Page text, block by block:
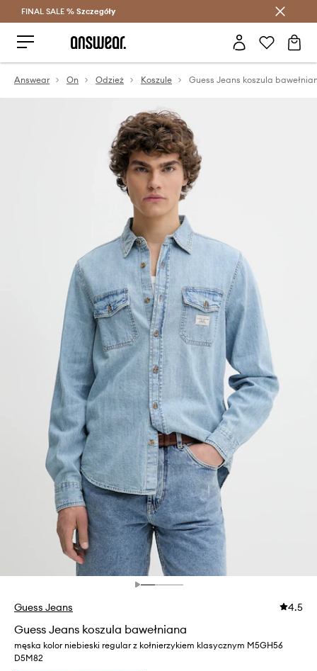
Oszczędzaj z Answear Club >
FINAL SALE % Szczegóły
Answear On Odzież Koszule Guess Jeans koszula
Guess Jeans 4.5
Guess Jeans koszula bawełniana
męska kolor niebieski regular z kołnierzykiem klasycznym M5GH56
D5M82